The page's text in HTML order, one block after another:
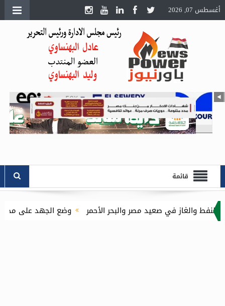
أغسطس 07, 2026
قائمة
مصر والبحر الأحمر
وضع الجهد على محطة مفاتيح السد